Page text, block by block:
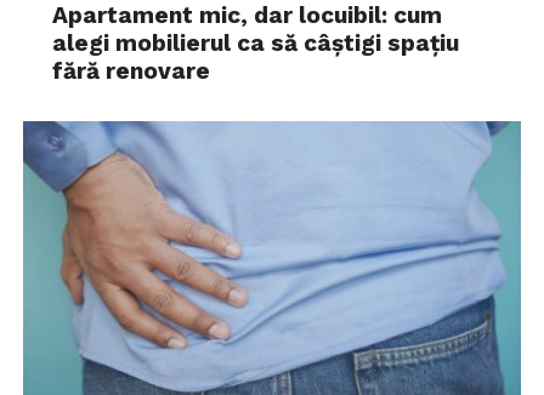
Apartament mic, dar locuibil: cum
alegi mobilierul ca să câștigi spațiu
fără renovare